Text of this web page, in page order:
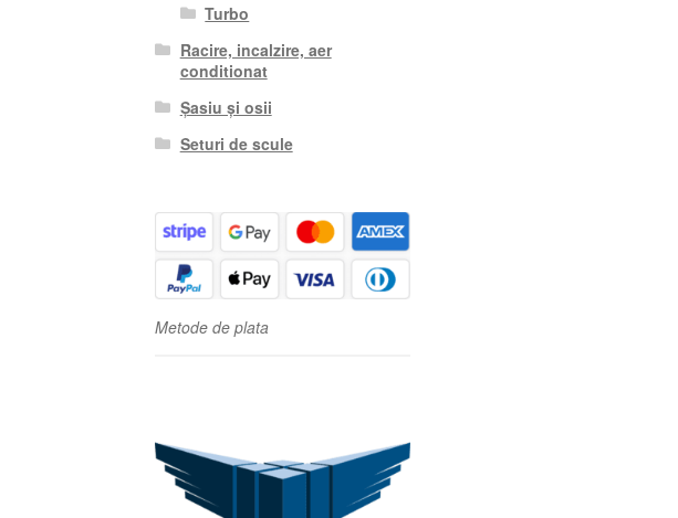
Turbo
Racire, incalzire, aer
conditionat
Șasiu și osii
Seturi de scule
Metode de plata